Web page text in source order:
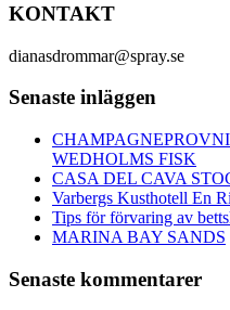
KONTAKT
dianasdrommar@spray.se
Senaste inläggen
WEDHOLMS FISK
CASA DEL CAVA
Varbergs Kusthotell En
Tips för förvaring av
MARINA BAY SANDS
Senaste kommentarer